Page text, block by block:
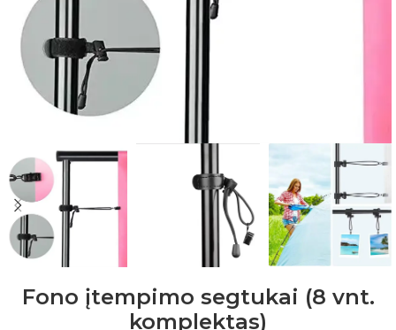
Fono įtempimo segtukai (8 vnt.
komplektas)